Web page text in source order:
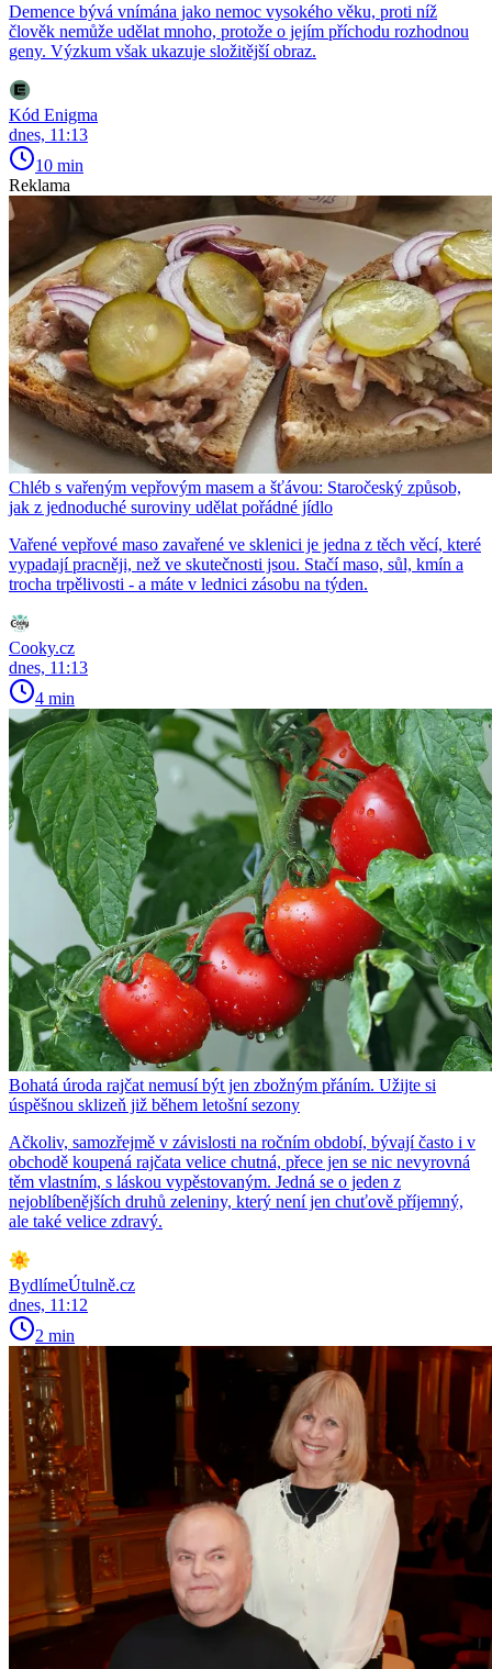
Demence bývá vnímána jako nemoc vysokého věku, proti níž
člověk nemůže udělat mnoho, protože o jejím příchodu rozhodnou
geny. Výzkum však ukazuje složitější obraz.
Kód Enigma
dnes, 11:13
10 min
Reklama
Chléb s vařeným vepřovým masem a šťávou: Staročeský způsob,
jak z jednoduché suroviny udělat pořádné jídlo
Vařené vepřové maso zavařené ve sklenici je jedna z těch věcí, které
vypadají pracněji, než ve skutečnosti jsou. Stačí maso, sůl, kmín a
trocha trpělivosti - a máte v lednici zásobu na týden.
Cooky.cz
dnes, 11:13
4 min
Bohatá úroda rajčat nemusí být jen zbožným přáním. Užijte si
úspěšnou sklizeň již během letošní sezony
Ačkoliv, samozřejmě v závislosti na ročním období, bývají často i v
obchodě koupená rajčata velice chutná, přece jen se nic nevyrovná
těm vlastním, s láskou vypěstovaným. Jedná se o jeden z
nejoblíbenějších druhů zeleniny, který není jen chuťově příjemný,
ale také velice zdravý.
BydlímeÚtulně.cz
dnes, 11:12
2 min